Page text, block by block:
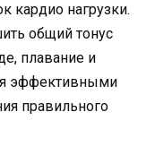
кардио нагрузки.
общий тонус
плавание и
эффективными
правильного